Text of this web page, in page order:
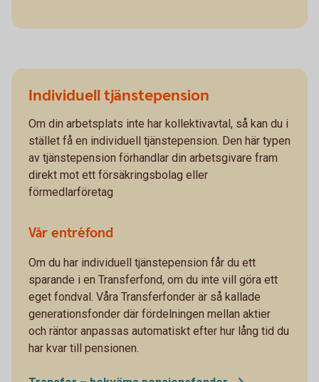
Individuell tjänstepension
Om din arbetsplats inte har kollektivavtal, så kan du i
stället få en individuell tjänstepension. Den här typen
av tjänstepension förhandlar din arbetsgivare fram
direkt mot ett försäkringsbolag eller
förmedlarföretag
Vår entréfond
Om du har individuell tjänstepension får du ett
sparande i en Transferfond, om du inte vill göra ett
eget fondval. Våra Transferfonder är så kallade
generationsfonder där fördelningen mellan aktier
och räntor anpassas automatiskt efter hur lång tid du
har kvar till pensionen.